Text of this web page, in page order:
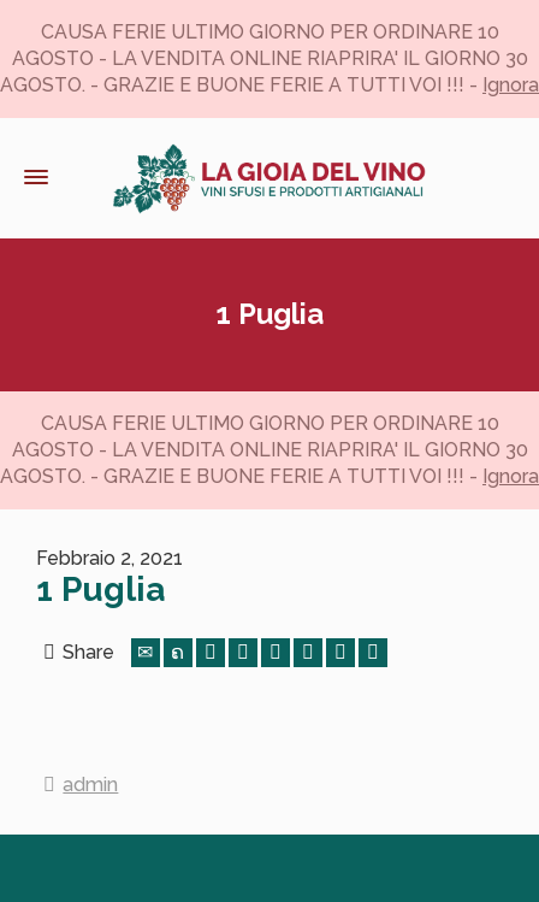
CAUSA FERIE ULTIMO GIORNO PER ORDINARE 10
AGOSTO - LA VENDITA ONLINE RIAPRIRA' IL GIORNO 30
AGOSTO. - GRAZIE E BUONE FERIE A TUTTI VOI !!! - Ignora
1 Puglia
CAUSA FERIE ULTIMO GIORNO PER ORDINARE 10
AGOSTO - LA VENDITA ONLINE RIAPRIRA' IL GIORNO 30
AGOSTO. - GRAZIE E BUONE FERIE A TUTTI VOI !!! - Ignora
Febbraio 2, 2021
1 Puglia
Share
admin